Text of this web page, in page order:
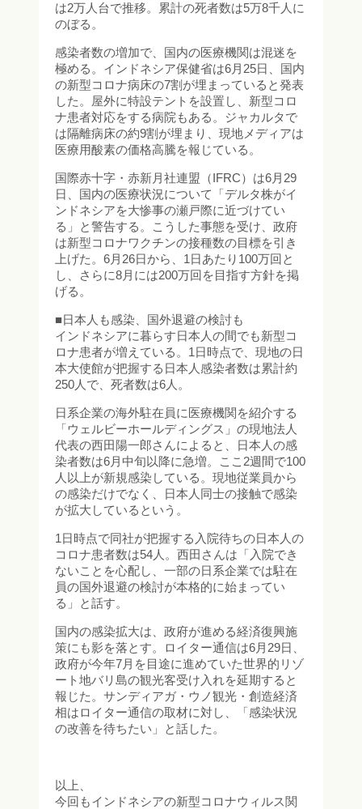
は2万人台で推移。累計の死者数は5万8千人に
のぼる。
感染者数の増加で、国内の医療機関は混迷を
極める。インドネシア保健省は6月25日、国内
の新型コロナ病床の7割が埋まっていると発表
した。屋外に特設テントを設置し、新型コロ
ナ患者対応をする病院もある。ジャカルタで
は隔離病床の約9割が埋まり、現地メディアは
医療用酸素の価格高騰を報じている。
国際赤十字・赤新月社連盟（IFRC）は6月29
日、国内の医療状況について「デルタ株がイ
ンドネシアを大惨事の瀬戸際に近づけてい
る」と警告する。こうした事態を受け、政府
は新型コロナワクチンの接種数の目標を引き
上げた。6月26日から、1日あたり100万回と
し、さらに8月には200万回を目指す方針を掲
げる。
■日本人も感染、国外退避の検討も
インドネシアに暮らす日本人の間でも新型コ
ロナ患者が増えている。1日時点で、現地の日
本大使館が把握する日本人感染者数は累計約
250人で、死者数は6人。
日系企業の海外駐在員に医療機関を紹介する
「ウェルビーホールディングス」の現地法人
代表の西田陽一郎さんによると、日本人の感
染者数は6月中旬以降に急増。ここ2週間で100
人以上が新規感染している。現地従業員から
の感染だけでなく、日本人同士の接触で感染
が拡大しているという。
1日時点で同社が把握する入院待ちの日本人の
コロナ患者数は54人。西田さんは「入院でき
ないことを心配し、一部の日系企業では駐在
員の国外退避の検討が本格的に始まってい
る」と話す。
国内の感染拡大は、政府が進める経済復興施
策にも影を落とす。ロイター通信は6月29日、
政府が今年7月を目途に進めていた世界的リゾ
ート地バリ島の観光客受け入れを延期すると
報じた。サンディアガ・ウノ観光・創造経済
相はロイター通信の取材に対し、「感染状況
の改善を待ちたい」と話した。
以上、
今回もインドネシアの新型コロナウィルス関